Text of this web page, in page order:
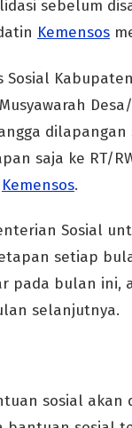
sebelum
Kemensos
Sosial
dilapangan
saja ke RT/
Kemensos.
Sosial
setiap
pada bulan ini,
selanjutnya.
sosial akan